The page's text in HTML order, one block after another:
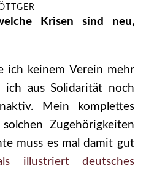
Krisen sind neu,
ich keinem Verein mehr
ich aus Solidarität noch
Mein komplettes
Zugehörigkeiten
muss es mal damit gut
illustriert deutsches